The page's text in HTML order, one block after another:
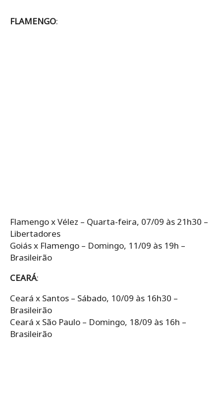
FLAMENGO:
Flamengo x Vélez – Quarta-feira, 07/09 às 21h30 –
Libertadores
Goiás x Flamengo – Domingo, 11/09 às 19h –
Brasileirão
CEARÁ:
Ceará x Santos – Sábado, 10/09 às 16h30 –
Brasileirão
Ceará x São Paulo – Domingo, 18/09 às 16h –
Brasileirão